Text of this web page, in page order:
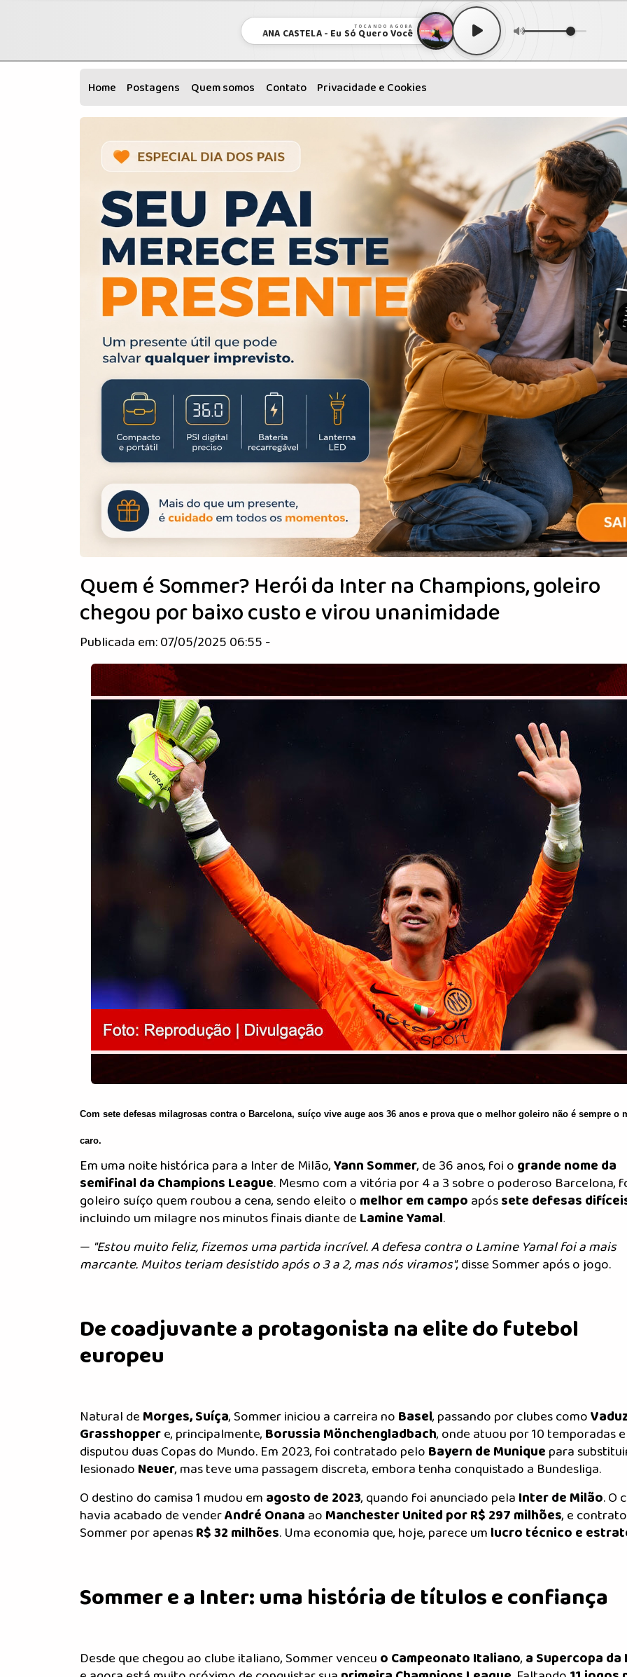
TOCANDO AGORA
ANA CASTELA - Eu Só Quero Você
Home Postagens Quem somos Contato Privacidade e Cookies
Quem é Sommer? Herói da Inter na Champions, goleiro
chegou por baixo custo e virou unanimidade
Publicada em: 07/05/2025 06:55 -
Com sete defesas milagrosas contra o Barcelona, suíço vive auge aos 36 anos e prova que o melhor goleiro não é sempre o
caro.
Em uma noite histórica para a Inter de Milão,Yann Sommer, de 36 anos, foi ogrande nome da
semifinal da Champions League. Mesmo com a vitória por 4 a 3 sobre o poderoso Barcelona,
goleiro suíço quem roubou a cena, sendo eleito omelhor em campoapóssete defesas
incluindo um milagre nos minutos finais diante deLamine Yamal.
— "Estou muito feliz, fizemos uma partida incrível. A defesa contra o Lamine Yamal foi a mais
marcante. Muitos teriam desistido após o 3 a 2, mas nós viramos", disse Sommer após o jogo.
De coadjuvante a protagonista na elite do futebol
europeu
Natural deMorges, Suíça, Sommer iniciou a carreira noBasel, passando por clubes como
Grasshoppere, principalmente,Borussia Mönchengladbach, onde atuou por 10 temporadas e
disputou duas Copas do Mundo. Em 2023, foi contratado peloBayern de Muniquepara
lesionadoNeuer, mas teve uma passagem discreta, embora tenha conquistado a Bundesliga.
O destino do camisa 1 mudou emagosto de 2023, quando foi anunciado pelaInter de Milão. O
havia acabado de venderAndré OnanaaoManchester United por R$ 297 milhões, e
Sommer por apenasR$ 32 milhões. Uma economia que, hoje, parece umlucro técnico e
Sommer e a Inter: uma história de títulos e confiança
Desde que chegou ao clube italiano, Sommer venceuo Campeonato Italiano,a Supercopa